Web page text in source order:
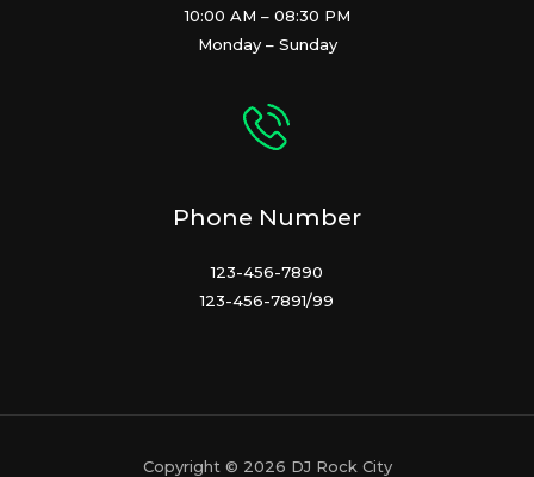
10:00 AM – 08:30 PM
Monday – Sunday
Phone Number
123-456-7890
123-456-7891/99
Copyright © 2026 DJ Rock City